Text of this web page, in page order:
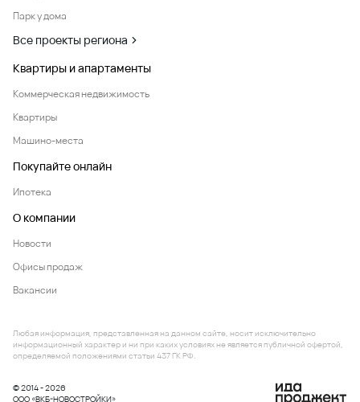
Парк у дома
Все проекты региона
Квартиры и апартаменты
Коммерческая недвижимость
Квартиры
Машино-места
Покупайте онлайн
Ипотека
О компании
Новости
Офисы продаж
Вакансии
© 2014 - 2026
ООО «ВКБ-НОВОСТРОЙКИ»
Любая информация, представленная на данном сайте, носит исключительно
информационный характер и ни при каких условиях не является публичной офертой,
определяемой положениями статьи 437 ГК РФ.